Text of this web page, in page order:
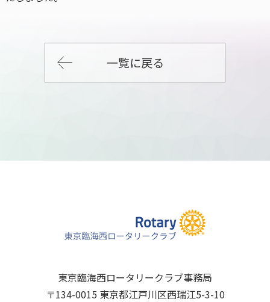
一覧に戻る
東京臨海西ロータリークラブ事務局
〒134-0015 東京都江戸川区西瑞江5-3-10